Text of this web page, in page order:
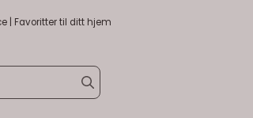
| Favoritter til ditt hjem